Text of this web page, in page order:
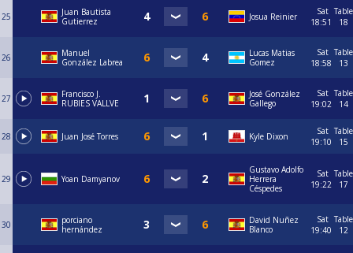
25
Juan Bautista
Gutierrez
Josua Reinier
Sat
18:51
Table
18
26
Manuel
González Labrea
Lucas Matias
Gomez
Sat
18:58
Table
13
27
Francisco J.
RUBIES VALLVE
José González
Gallego
Sat
19:02
Table
14
28 Juan José Torres Kyle Dixon
Sat
19:10
Table
15
29 Yoan Damyanov
Gustavo Adolfo
Herrera
Céspedes
Sat
19:22
Table
17
30
porciano
hernández
David Nuñez
Blanco
Sat
19:40
Table
12